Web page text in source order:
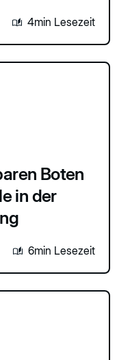
4min Lesezeit
Boten
in der
6min Lesezeit